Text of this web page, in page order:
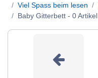
Viel Spass beim lesen
Baby Gitterbett - 0 Artikel